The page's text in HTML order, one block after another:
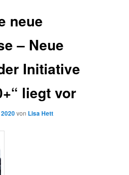
neue
– Neue
Initiative
liegt vor
von Lisa Hett